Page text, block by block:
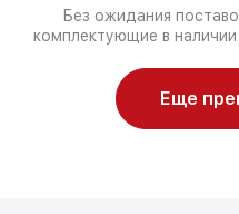
Без ожидания
комплектующие в
Еще